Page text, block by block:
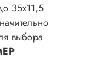
35х11,5
выбора